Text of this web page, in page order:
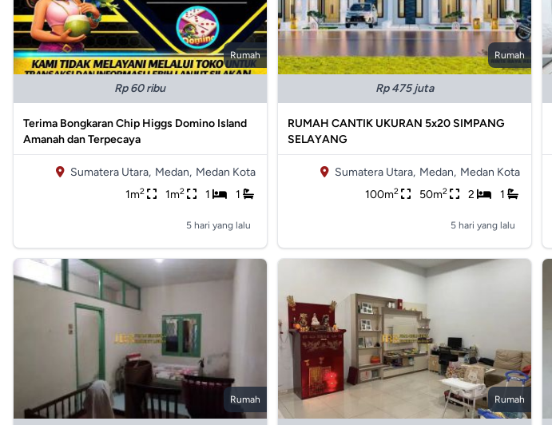
Rumah
Rp 60 ribu
Terima Bongkaran Chip Higgs Domino Island
Amanah dan Terpecaya
Sumatera Utara, Medan, Medan Kota
1m2 1m2 1 1
5 hari yang lalu
Rumah
Rp 475 juta
RUMAH CANTIK UKURAN 5x20 SIMPANG
SELAYANG
Sumatera Utara, Medan, Medan Kota
100m2 50m2 2 1
5 hari yang lalu
Rumah Rumah